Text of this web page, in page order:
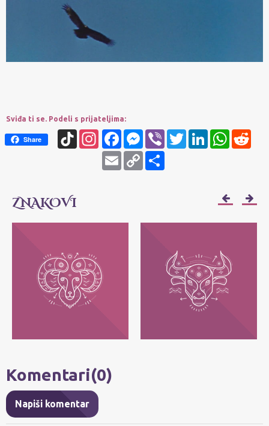
Sviđa ti se. Podeli s prijateljima:
Share
TikTok InstagramFacebookMessenger
Viber TwitterLinkedInWhatsApp
Email
Copy
Link
ZNAKOVI
OVAN
Njihov moto je: Ja sam! Najvažnije im je
da svako može da bude ono što jeste, bez
pretvaranja.
BIK
Njihov moto je: Ja imam - posedujem!
Najvažnije im je da zadrže ono što im
pripada.
Komentari(0)
Napiši komentar